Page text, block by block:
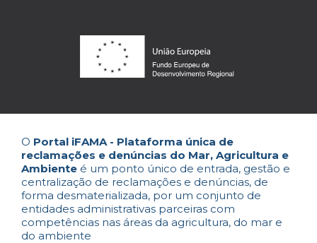
O Portal iFAMA - Plataforma única de
reclamações e denúncias do Mar, Agricultura e
Ambiente é um ponto único de entrada, gestão e
centralização de reclamações e denúncias, de
forma desmaterializada, por um conjunto de
entidades administrativas parceiras com
competências nas áreas da agricultura, do mar e
do ambiente